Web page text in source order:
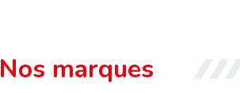
Nos marques